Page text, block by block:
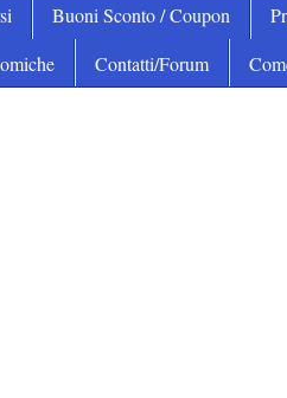
Buoni Sconto / Coupon
Contatti/Forum